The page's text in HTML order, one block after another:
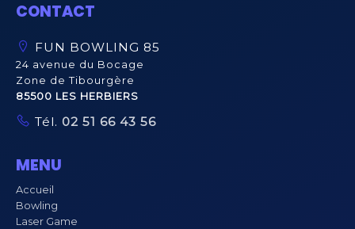
CONTACT
FUN BOWLING 85
24 avenue du Bocage
Zone de Tibourgère
85500 LES HERBIERS
Tél. 02 51 66 43 56
MENU
Accueil
Bowling
Laser Game